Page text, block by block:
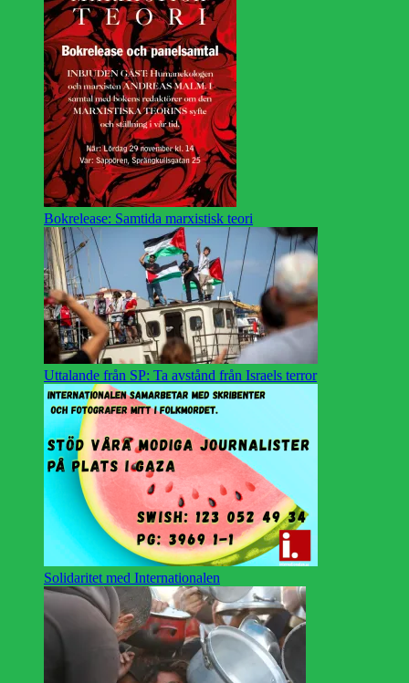
Bokrelease: Samtida marxistisk teori
Uttalande från SP: Ta avstånd från Israels terror
Solidaritet med Internationalen